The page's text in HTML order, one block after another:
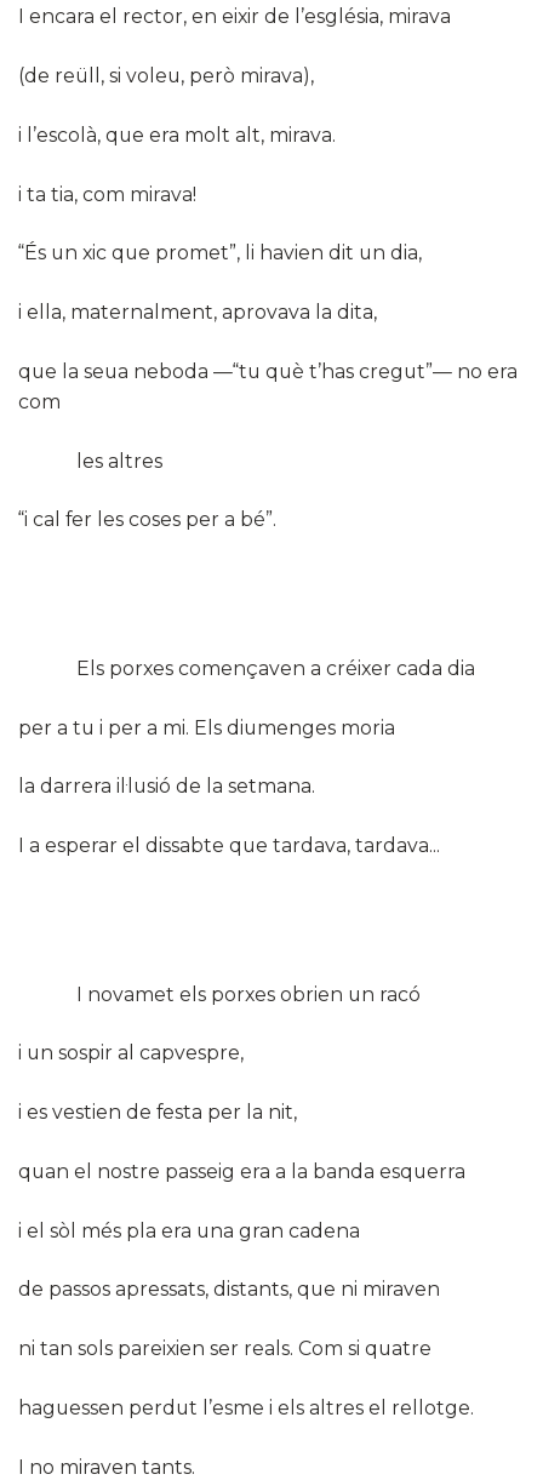
I encara el rector, en eixir de l’església, mirava
(de reüll, si voleu, però mirava),
i l’escolà, que era molt alt, mirava.
i ta tia, com mirava!
“És un xic que promet”, li havien dit un dia,
i ella, maternalment, aprovava la dita,
que la seua neboda —“tu què t’has cregut”— no era
com
les altres
“i cal fer les coses per a bé”.
Els porxes començaven a créixer cada dia
per a tu i per a mi. Els diumenges moria
la darrera il·lusió de la setmana.
I a esperar el dissabte que tardava, tardava...
I novamet els porxes obrien un racó
i un sospir al capvespre,
i es vestien de festa per la nit,
quan el nostre passeig era a la banda esquerra
i el sòl més pla era una gran cadena
de passos apressats, distants, que ni miraven
ni tan sols pareixien ser reals. Com si quatre
haguessen perdut l’esme i els altres el rellotge.
I no miraven tants.